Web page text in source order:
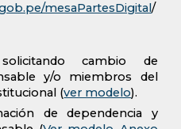
mesaPartesDigital/
cambio de
y/o miembros del
(ver modelo).
de dependencia y